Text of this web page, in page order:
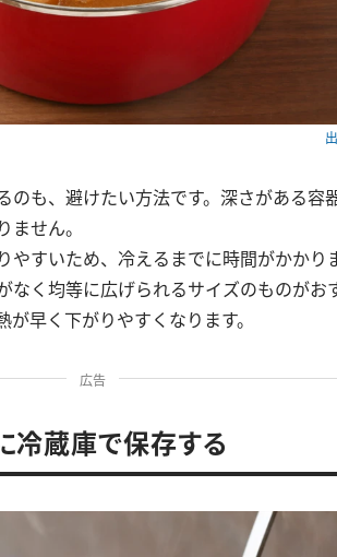
のも、避けたい方法です。深さがある容
せん。
やすいため、冷えるまでに時間がかかり
なく均等に広げられるサイズのものがお
早く下がりやすくなります。
広告
冷蔵庫で保存する